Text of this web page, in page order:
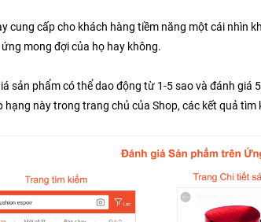
cung cấp cho khách hàng tiềm năng một cái nhìn
mong đợi của họ hay không.
sản phẩm có thể dao động từ 1-5 sao và đánh giá
hạng này trong trang chủ của Shop, các kết quả tìm